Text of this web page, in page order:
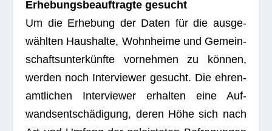
Erhe­bungs­be­auf­tragte gesucht
Um die Erhe­bung der Daten für die aus­ge­
wähl­ten Haus­halte, Wohn­heime und Gemein­
schafts­un­ter­künfte vor­neh­men zu kön­nen,
wer­den noch Inter­viewer gesucht. Die ehren­
amt­li­chen Inter­viewer erhal­ten eine Auf­
wands­ent­schä­di­gung, deren Höhe sich nach